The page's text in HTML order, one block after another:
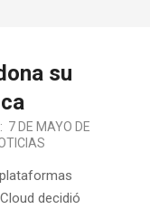
su
7 DE MAYO DE
decidió